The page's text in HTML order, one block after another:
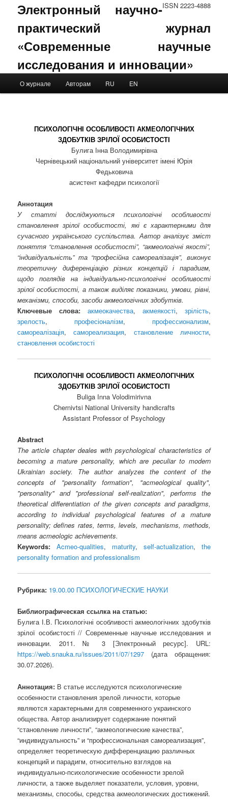
ISSN 2223-4888
Электронный научно-
практический журнал
«Современные научные
исследования и инновации»
Skip to primary content
Skip to secondary content
О журнале Авторам RU EN
ПСИХОЛОГІЧНІ ОСОБЛИВОСТІ АКМЕОЛОГІЧНИХ
ЗДОБУТКІВ ЗРІЛОЇ ОСОБИСТОСТІ
Булига Інна Володимирівна
Чернівецький національний університет імені Юрія
Федьковича
асистент кафедри психології
Аннотация
У статті досліджуються психологічні особливості
становлення зрілої особистості, які є характерними для
сучасного українського суспільства. Автор аналізує зміст
поняття “становлення особистості”, “акмеологічні якості”,
“індивідуальність” та “професійна самореалізація”, виконує
теоретичну диференціацію різних концепцій і парадигм,
щодо поглядів на індивідуально-психологічні особливості
зрілої особистості, а також виділяє показники, умови, рівні,
механізми, способи, засоби акмеологічних здобутків.
Ключевые слова:
акмеокачества, акмеякості, зрілість,
зрелость, професіоналізм, профессионализм,
самореалізація,самореализация, становление личности,
становлення особистості
ПСИХОЛОГІЧНІ ОСОБЛИВОСТІ АКМЕОЛОГІЧНИХ
ЗДОБУТКІВ ЗРІЛОЇ ОСОБИСТОСТІ
Buliga Inna Volodimirivna
Chernivtsi National University handicrafts
Assistant Professor of Psychology
Abstract
The article chapter deales with psychological characteristics of
becoming a mature personality, which are peculiar to modern
Ukrainian society. The author analyzes the content of the
concepts of "personality formation", "acmeological quality",
"personality" and "professional self-realization", performs the
theoretical differentiation of the given concepts and paradigms,
according to individual psychological features of a mature
personality; defines rates, terms, levels, mechanisms, methods,
means acmeologic achievements.
Keywords:
Acmeo-qualities, maturity, self-actualization, the
personality formation and professionalism
Рубрика: 19.00.00 ПСИХОЛОГИЧЕСКИЕ НАУКИ
Библиографическая ссылка на статью:
Булига І.В. Психологічні особливості акмеологічних здобутків
зрілої особистості // Современные научные исследования и
инновации. 2011. № 3 [Электронный ресурс]. URL:
https://web.snauka.ru/issues/2011/07/1297 (дата обращения:
30.07.2026).
Аннотация: В статье исследуются психологические
особенности становления зрелой личности, которые
являются характерными для современного украинского
общества. Автор анализирует содержание понятий
“становление личности”, “акмеологические качества”,
“индивидуальность” и “профессиональная самореализация”,
определяет теоретическую дифференциацию различных
концепций и парадигм, относительно взглядов на
индивидуально-психологические особенности зрелой
личности, а также выделяет показатели, условия, уровни,
механизмы, способы, средства акмеологических достижений.